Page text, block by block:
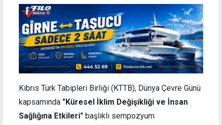
Kıbrıs Türk Tabipleri Birliği (KTTB), Dünya Çevre Günü
kapsamında "Küresel İklim Değişikliği ve İnsan
Sağlığına Etkileri" başlıklı sempozyum